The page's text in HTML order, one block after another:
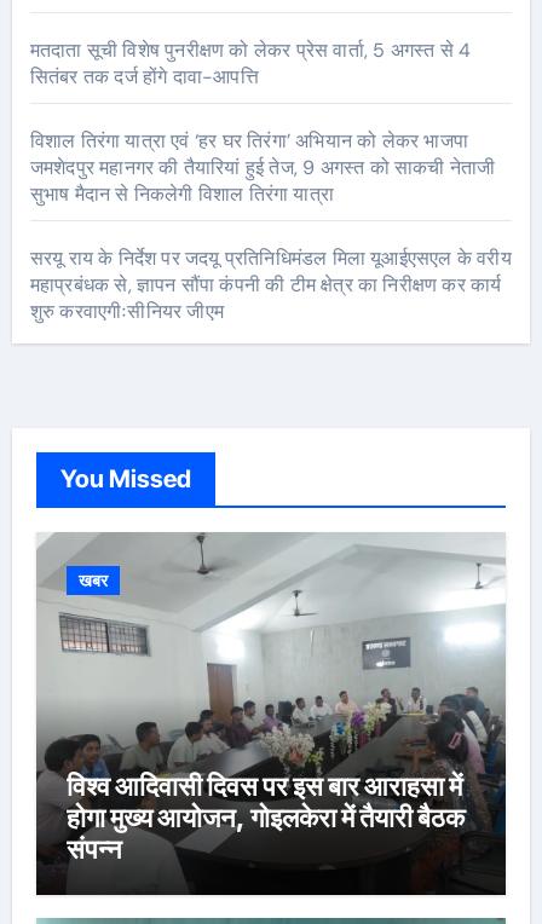
मतदाता सूची विशेष पुनरीक्षण को लेकर प्रेस वार्ता, 5 अगस्त से 4
सितंबर तक दर्ज होंगे दावा-आपत्ति
विशाल तिरंगा यात्रा एवं ‘हर घर तिरंगा’ अभियान को लेकर भाजपा
जमशेदपुर महानगर की तैयारियां हुई तेज, 9 अगस्त को साकची नेताजी
सुभाष मैदान से निकलेगी विशाल तिरंगा यात्रा
सरयू राय के निर्देश पर जदयू प्रतिनिधिमंडल मिला यूआईएसएल के वरीय
महाप्रबंधक से, ज्ञापन सौंपा कंपनी की टीम क्षेत्र का निरीक्षण कर कार्य
शुरु करवाएगीःसीनियर जीएम
You Missed
खबर
विश्व आदिवासी दिवस पर इस बार आराहसा में
होगा मुख्य आयोजन, गोइलकेरा में तैयारी बैठक
संपन्न